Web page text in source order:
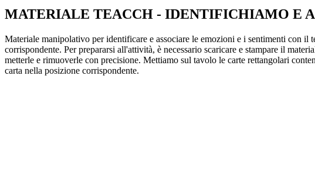
MATERIALE TEACCH - IDENTIFICHIAMO E
Materiale manipolativo per identificare e associare le emozioni e i sentimenti con
corrispondente. Per prepararsi all'attività, è necessario scaricare e stampare il
metterle e rimuoverle con precisione. Mettiamo sul tavolo le carte rettangolari
carta nella posizione corrispondente.